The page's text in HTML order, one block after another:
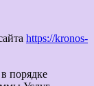
https://kronos-
порядке